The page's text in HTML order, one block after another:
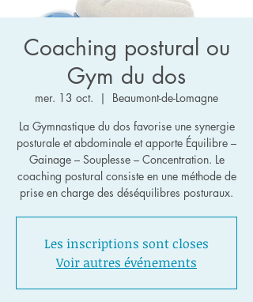
Coaching postural ou
Gym du dos
mer. 13 oct.
  |
Beaumont-de-Lomagne
La Gymnastique du dos favorise une synergie
posturale et abdominale et apporte Équilibre –
Gainage – Souplesse – Concentration. Le
coaching postural consiste en une méthode de
Les inscriptions sont closes
Voir autres événements